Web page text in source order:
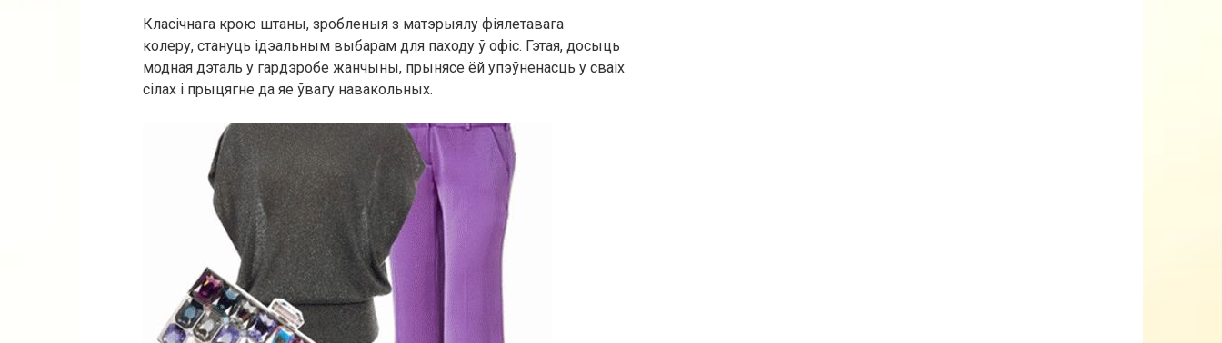
Класічнага крою штаны, зробленыя з матэрыялу фіялетавага
колеру, стануць ідэальным выбарам для паходу ў офіс. Гэтая, досыць
модная дэталь у гардэробе жанчыны, прынясе ёй упэўненасць у сваіх
сілах і прыцягне да яе ўвагу навакольных.